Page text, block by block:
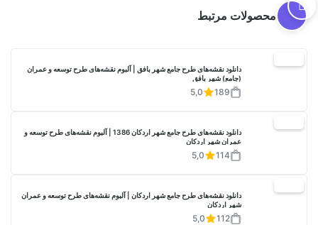
محصولات مرتبط
دانلود نقشه‌های طرح جامع شهر بافق | آلبوم نقشه‌های طرح توسعه و عمران
(جامع) شهر بافق
189
5,0
دانلود نقشه‌های طرح جامع شهر اردکان 1386 | آلبوم نقشه‌های طرح توسعه و
عمران شهر اردکان
114
5,0
دانلود نقشه‌های طرح جامع شهر اردکان | آلبوم نقشه‌های طرح توسعه و عمران
شهر اردکان
112
5,0